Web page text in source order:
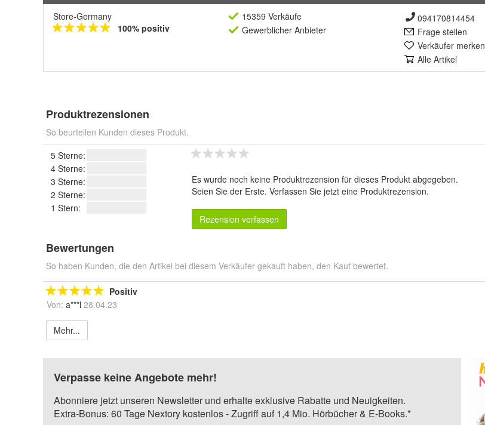
Store-Germany
100% positiv
15359 Verkäufe
Gewerblicher Anbieter
094170814454
Frage stellen
Verkäufer merken
Alle Artikel
Produktrezensionen
So beurteilen Kunden dieses Produkt.
5 Sterne:
4 Sterne:
3 Sterne:
2 Sterne:
1 Stern:
Es wurde noch keine Produktrezension für dieses Produkt abgegeben.
Seien Sie der Erste. Verfassen Sie jetzt eine Produktrezension.
Rezension verfassen
Bewertungen
So haben Kunden, die den Artikel bei diesem Verkäufer gekauft haben, den Kauf bewertet.
Positiv
Von: a***l 28.04.23
Mehr...
Verpasse keine Angebote mehr!
Abonniere jetzt unseren Newsletter und erhalte exklusive Rabatte und Neuigkeiten.
Extra-Bonus: 60 Tage Nextory kostenlos - Zugriff auf 1,4 Mio. Hörbücher & E-Books.*